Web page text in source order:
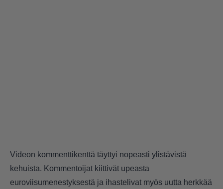
Videon kommenttikenttä täyttyi nopeasti ylistävistä
kehuista. Kommentoijat kiittivät upeasta
euroviisumenestyksestä ja ihastelivat myös uutta herkkää